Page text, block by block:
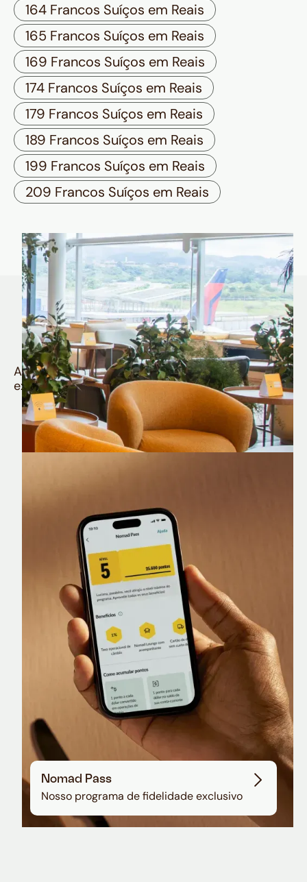
164 Francos Suíços em Reais
165 Francos Suíços em Reais
169 Francos Suíços em Reais
174 Francos Suíços em Reais
179 Francos Suíços em Reais
189 Francos Suíços em Reais
199 Francos Suíços em Reais
209 Francos Suíços em Reais
Quem é Nomad tem
muito mais
Aproveite todos os benefícios e vantagens
exclusivas da sua Conta Internacional
Nomad Lounge
Sala VIP no Aeroporto de Guarulhos
Nomad Pass
Nosso programa de fidelidade exclusivo